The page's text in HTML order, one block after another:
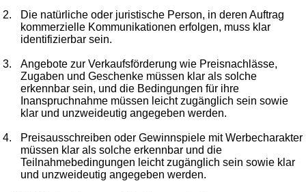
2.
Die natürliche oder juristische Person, in deren Auftrag
kommerzielle Kommunikationen erfolgen, muss klar
identifizierbar sein.
3.
Angebote zur Verkaufsförderung wie Preisnachlässe,
Zugaben und Geschenke müssen klar als solche
erkennbar sein, und die Bedingungen für ihre
Inanspruchnahme müssen leicht zugänglich sein sowie
klar und unzweideutig angegeben werden.
4.
Preisausschreiben oder Gewinnspiele mit Werbecharakter
müssen klar als solche erkennbar und die
Teilnahmebedingungen leicht zugänglich sein sowie klar
und unzweideutig angegeben werden.